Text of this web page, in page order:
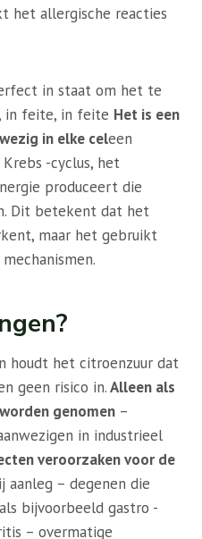
het allergische reacties
in staat om het te
in feite, in feite Het is een
in elke celeen
-cyclus, het
produceert die
Dit betekent dat het
maar het gebruikt
houdt het citroenzuur dat
geen risico in.Alleen als
genomen –
in industrieel
veroorzaken voor de
aanleg – degenen die
bijvoorbeeld gastro -
– overmatige